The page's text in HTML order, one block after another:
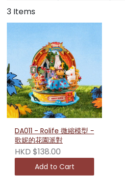
3 Items
DA011 - Rolife 微縮模型 -
歌妮的花園派對
HKD $138.00
Add to Cart